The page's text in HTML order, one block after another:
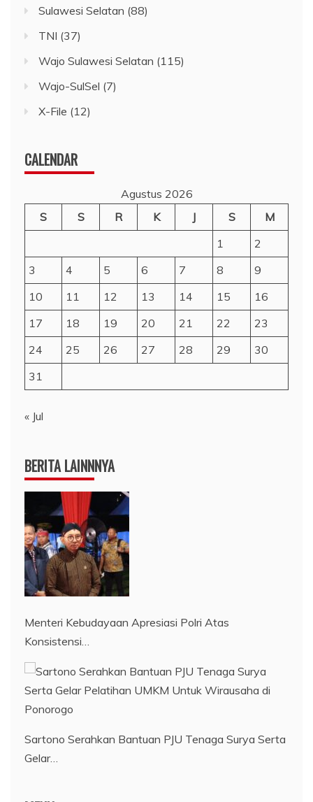
Sulawesi Selatan (88)
TNI (37)
Wajo Sulawesi Selatan (115)
Wajo-SulSel (7)
X-File (12)
CALENDAR
Agustus 2026
S
S R K J S
M
1
2
3
4 5 6 7 8
9
10
11 12 13 14 15
16
17
18 19 20 21 22
23
24
25 26 27 28 29
30
31
« Jul
BERITA LAINNNYA
Menteri Kebudayaan Apresiasi Polri Atas
Konsistensi…
Sartono Serahkan Bantuan PJU Tenaga Surya Serta
Gelar…